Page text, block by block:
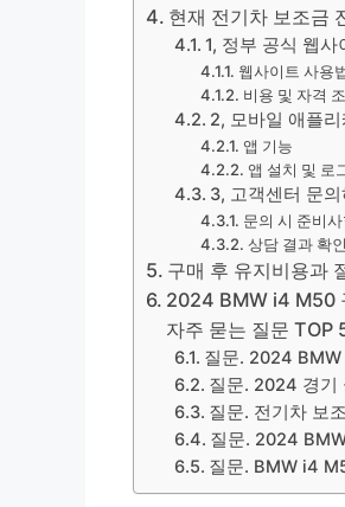
현재 전기차 보조금
1, 정부 공식 웹사
웹사이트 사용
비용 및 자격
2, 모바일 애플
앱 기능
앱 설치 및 로
3, 고객센터 문의
문의 시 준비
상담 결과 확
구매 후 유지비용과
2024 BMW i4 M50
자주 묻는 질문 TOP
질문. 2024
질문. 2024 경기
질문. 전기차 보
질문. 2024
질문. BMW i4